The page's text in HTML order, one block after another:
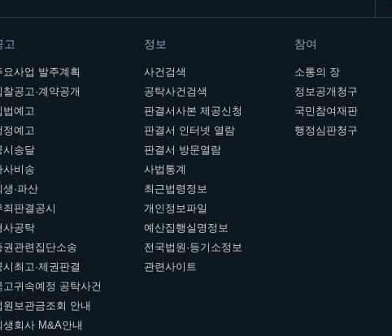
고
요사업 발주계획
찰공고·계약공개
법예고
정예고
시송달
사비송
생·파산
죄판결공시
사공탁
권관련집단소송
시최고·제권판결
고귀속예정 공탁사건
원보관금조회 안내
생회사 M&A안내
정보
사건검색
공탁사건검색
판결서사본 제공신청
판결서 인터넷 열람
판결서 방문열람
사법통계
최근법령정보
개인정보파일
예산집행실명정보
전국법원·등기소정보
관련사이트
참여
소통의 장
정보공개청구
국민참여재판
행정심판청구